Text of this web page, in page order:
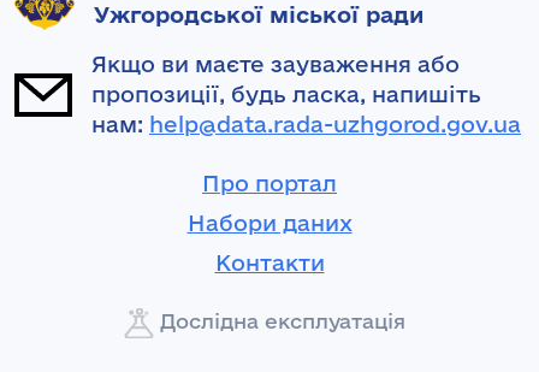
Ужгородської міської ради
Якщо ви маєте зауваження або
пропозиції, будь ласка, напишіть
нам: help@data.rada-uzhgorod.gov.ua
Про портал
Набори даних
Контакти
Дослідна експлуатація